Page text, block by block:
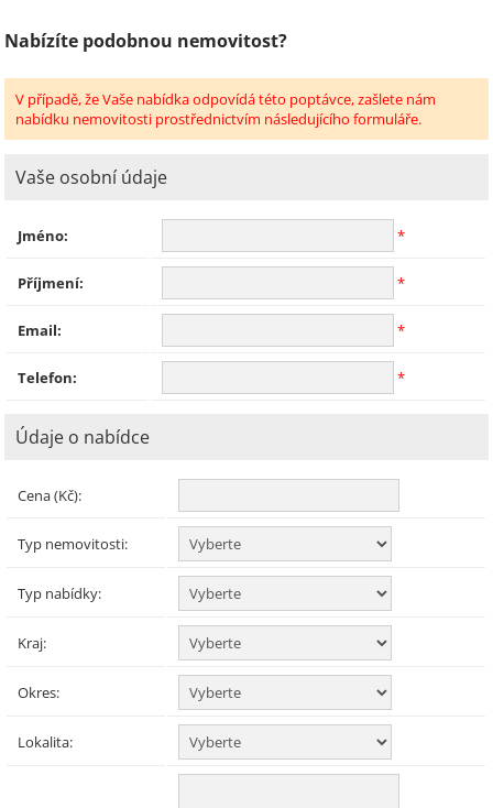
Nabízíte podobnou nemovitost?
V případě, že Vaše nabídka odpovídá této poptávce, zašlete nám
nabídku nemovitosti prostřednictvím následujícího formuláře.
Vaše osobní údaje
Jméno: *
Příjmení: *
Email: *
Telefon: *
Údaje o nabídce
Cena (Kč):
Typ nemovitosti:
Typ nabídky:
Kraj:
Okres:
Lokalita: